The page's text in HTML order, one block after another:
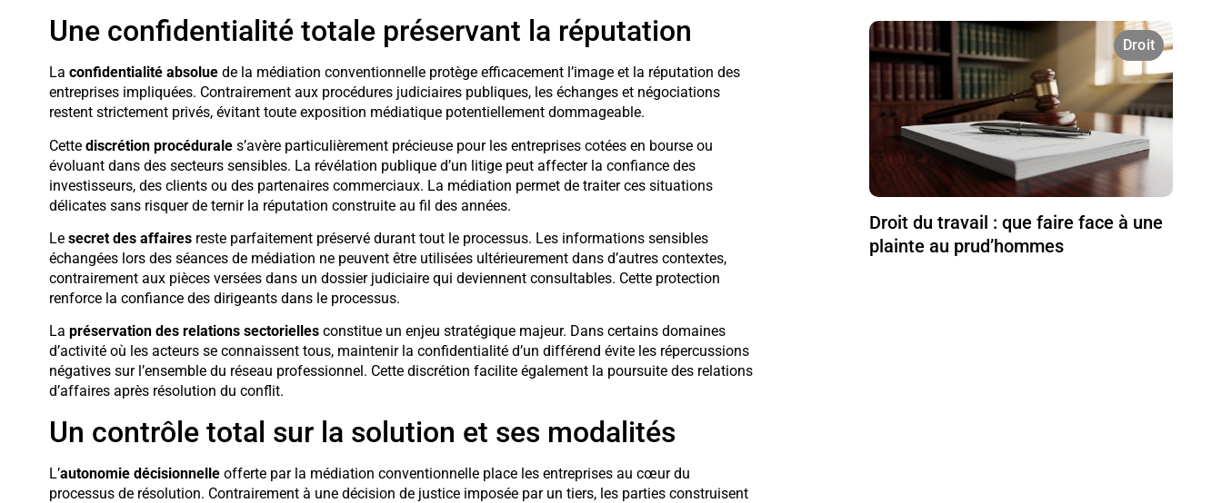
Une confidentialité totale préservant la réputation
La confidentialité absoluede la médiation conventionnelle protège efficacement l’image et la réputation des
entreprises impliquées. Contrairement aux procédures judiciaires publiques, les échanges et négociations
restent strictement privés, évitant toute exposition médiatique potentiellement dommageable.
Cette discrétion procédurales’avère particulièrement précieuse pour les entreprises cotées en bourse ou
évoluant dans des secteurs sensibles. La révélation publique d’un litige peut affecter la confiance des
investisseurs, des clients ou des partenaires commerciaux. La médiation permet de traiter ces situations
délicates sans risquer de ternir la réputation construite au fil des années.
Le secret des affairesreste parfaitement préservé durant tout le processus. Les informations sensibles
échangées lors des séances de médiation ne peuvent être utilisées ultérieurement dans d’autres contextes,
contrairement aux pièces versées dans un dossier judiciaire qui deviennent consultables. Cette protection
renforce la confiance des dirigeants dans le processus.
La préservation des relations sectoriellesconstitue un enjeu stratégique majeur. Dans certains domaines
d’activité où les acteurs se connaissent tous, maintenir la confidentialité d’un différend évite les répercussions
négatives sur l’ensemble du réseau professionnel. Cette discrétion facilite également la poursuite des relations
d’affaires après résolution du conflit.
Un contrôle total sur la solution et ses modalités
L’autonomie décisionnelleofferte par la médiation conventionnelle place les entreprises au cœur du
processus de résolution. Contrairement à une décision de justice imposée par un tiers, les parties construisent
Droit
Droit du travail : que faire face à une
plainte au prud’hommes